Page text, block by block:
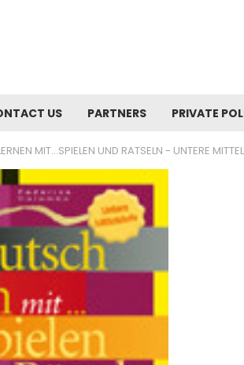
US PARTNERS PRIVATE
MIT...SPIELEN UND RATSELN - UNTERE